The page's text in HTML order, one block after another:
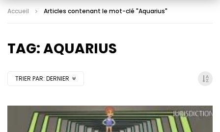
Accueil Articles contenant le mot-clé "Aquarius"
TAG: AQUARIUS
TRIER PAR: DERNIER